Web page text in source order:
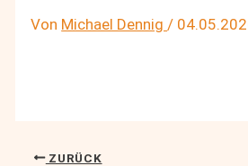
Von Michael Dennig/
ZURÜCK